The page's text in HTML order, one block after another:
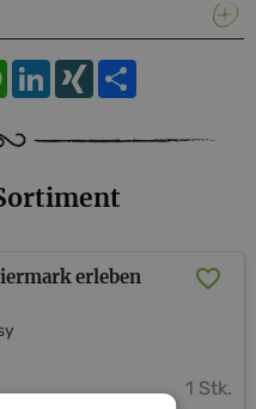
WhatsApp
LinkedIn
XING
erleben
1 Stk.